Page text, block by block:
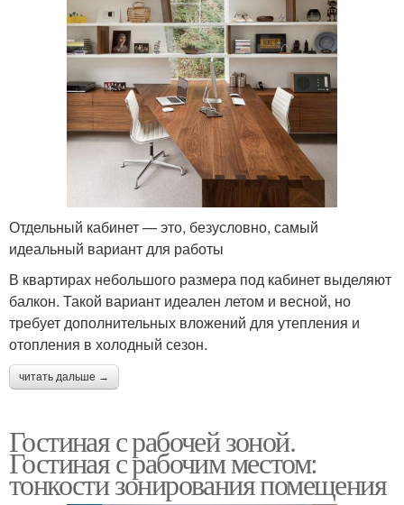
Отдельный кабинет — это, безусловно, самый
идеальный вариант для работы
В квартирах небольшого размера под кабинет выделяют
балкон. Такой вариант идеален летом и весной, но
требует дополнительных вложений для утепления и
отопления в холодный сезон.
читать дальше →
Гостиная с рабочей зоной.
Гостиная с рабочим местом:
тонкости зонирования помещения